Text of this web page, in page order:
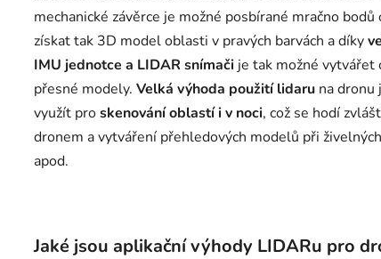
mechanické závěrce je možné posbírané mračno bodů
získat tak 3D model oblasti v pravých barvách a díky
IMU jednotce a LIDAR snímači je tak možné vytvářet
přesné modely. Velká výhoda použití lidaru na dronu
využít proskenování oblastí i v noci, což se hodí
dronem a vytváření přehledových modelů při
apod.
Jaké jsou aplikační výhody LIDARu pro